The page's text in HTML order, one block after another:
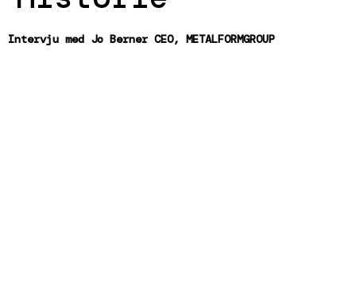
Intervju med Jo Berner CEO, METALFORMGROUP